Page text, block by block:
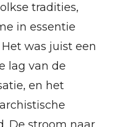
tradities,
in essentie
was juist een
lag van de
en het